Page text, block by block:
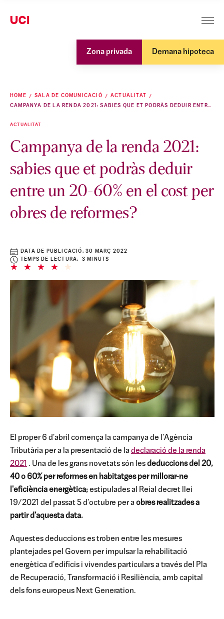
Zona privada Demana hipoteca
HOME SALA DE COMUNICACIÓ
ACTUALITAT
CAMPANYA DE LA RENDA 2021: SABIES QUE ET PODRÀS DEDUIR ENTRE UN 20-60% EN EL COST PER OBRES DE REFORMES?
ACTUALITAT
Campanya de la renda 2021:
sabies que et podràs deduir
entre un 20-60% en el cost per
obres de reformes?
DATA DE PUBLICACIÓ: 30 MARÇ 2022
TEMPS DE LECTURA: 3 MINUTS
El proper 6 d'abril comença la campanya de l'Agència
Tributària per a la presentació de ladeclaració de la renda
2021
. Una de les grans novetats són lesdeduccions del 20,
40 o 60% per reformes en habitatges per millorar-ne
l'eficiència energètica;estipulades al Reial decret llei
19/2021 del passat 5 d'octubre per aobres realitzades a
partir d'aquesta data.
Aquestes deduccions es troben entre les mesures
plantejades pel Govern per impulsar la rehabilitació
energètica d'edificis i vivendes particulars a través del Pla
de Recuperació, Transformació i Resiliència, amb capital
dels fons europeus Next Generation.